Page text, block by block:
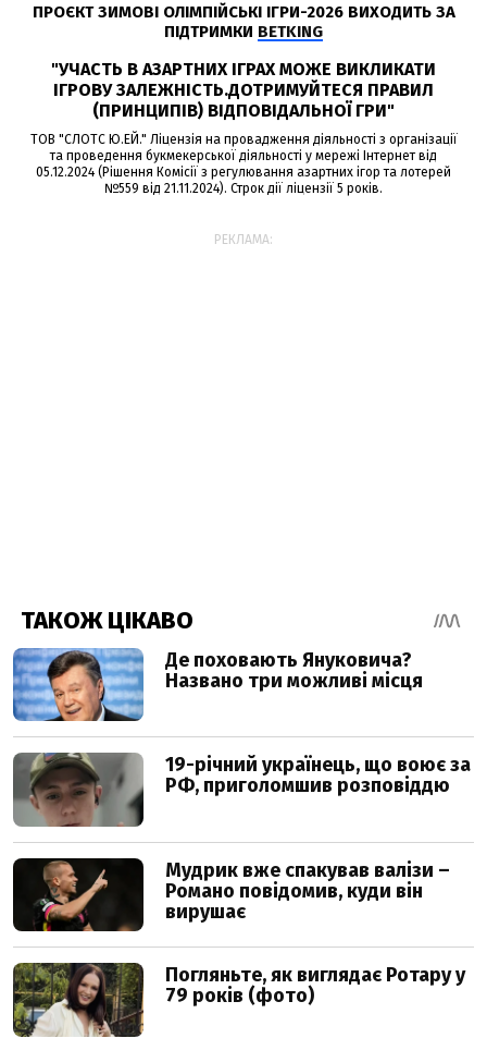
ПРОЄКТ ЗИМОВІ ОЛІМПІЙСЬКІ ІГРИ-2026 ВИХОДИТЬ ЗА
ПІДТРИМКИ BETKING
"УЧАСТЬ В АЗАРТНИХ ІГРАХ МОЖЕ ВИКЛИКАТИ
ІГРОВУ ЗАЛЕЖНІСТЬ.ДОТРИМУЙТЕСЯ ПРАВИЛ
(ПРИНЦИПІВ) ВІДПОВІДАЛЬНОЇ ГРИ"
ТОВ "СЛОТС Ю.ЕЙ." Ліцензія на провадження діяльності з організації
та проведення букмекерської діяльності у мережі Інтернет від
05.12.2024 (Рішення Комісії з регулювання азартних ігор та лотерей
№559 від 21.11.2024). Строк дії ліцензії 5 років.
РЕКЛАМА: